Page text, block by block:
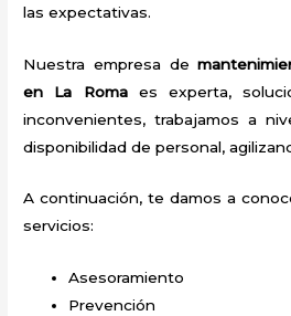
las expectativas.
Nuestra empresa de
en La Romaes experta,
inconvenientes, trabajamos a
disponibilidad de personal,
A continuación, te damos a
servicios:
Asesoramiento
Prevención